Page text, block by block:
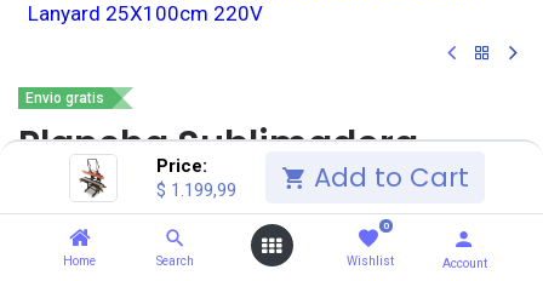
Price:
$ 1.199,99 Add to Cart
Home Search
0
Wishlist Account
Lanyard 25X100cm 220V
Envio gratis
Plancha Sublimadora
Termofijadora para cinta
Lanyard 25X100cm 220V